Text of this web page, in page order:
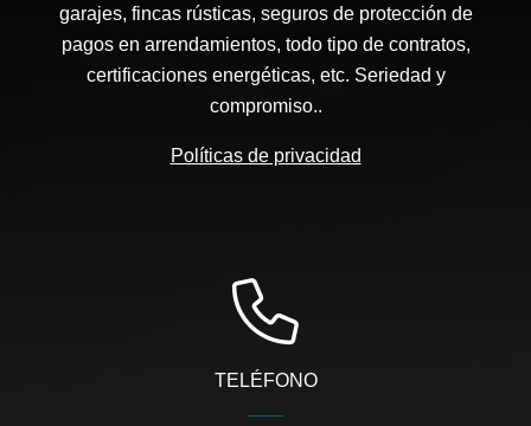
garajes, fincas rústicas, seguros de protección de
pagos en arrendamientos, todo tipo de contratos,
certificaciones energéticas, etc. Seriedad y
compromiso..
Políticas de privacidad
TELÉFONO